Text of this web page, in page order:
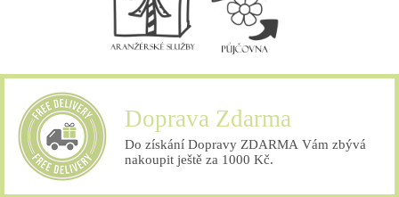
Doprava Zdarma
Do získání Dopravy ZDARMA Vám zbývá
nakoupit ještě za 1000 Kč.